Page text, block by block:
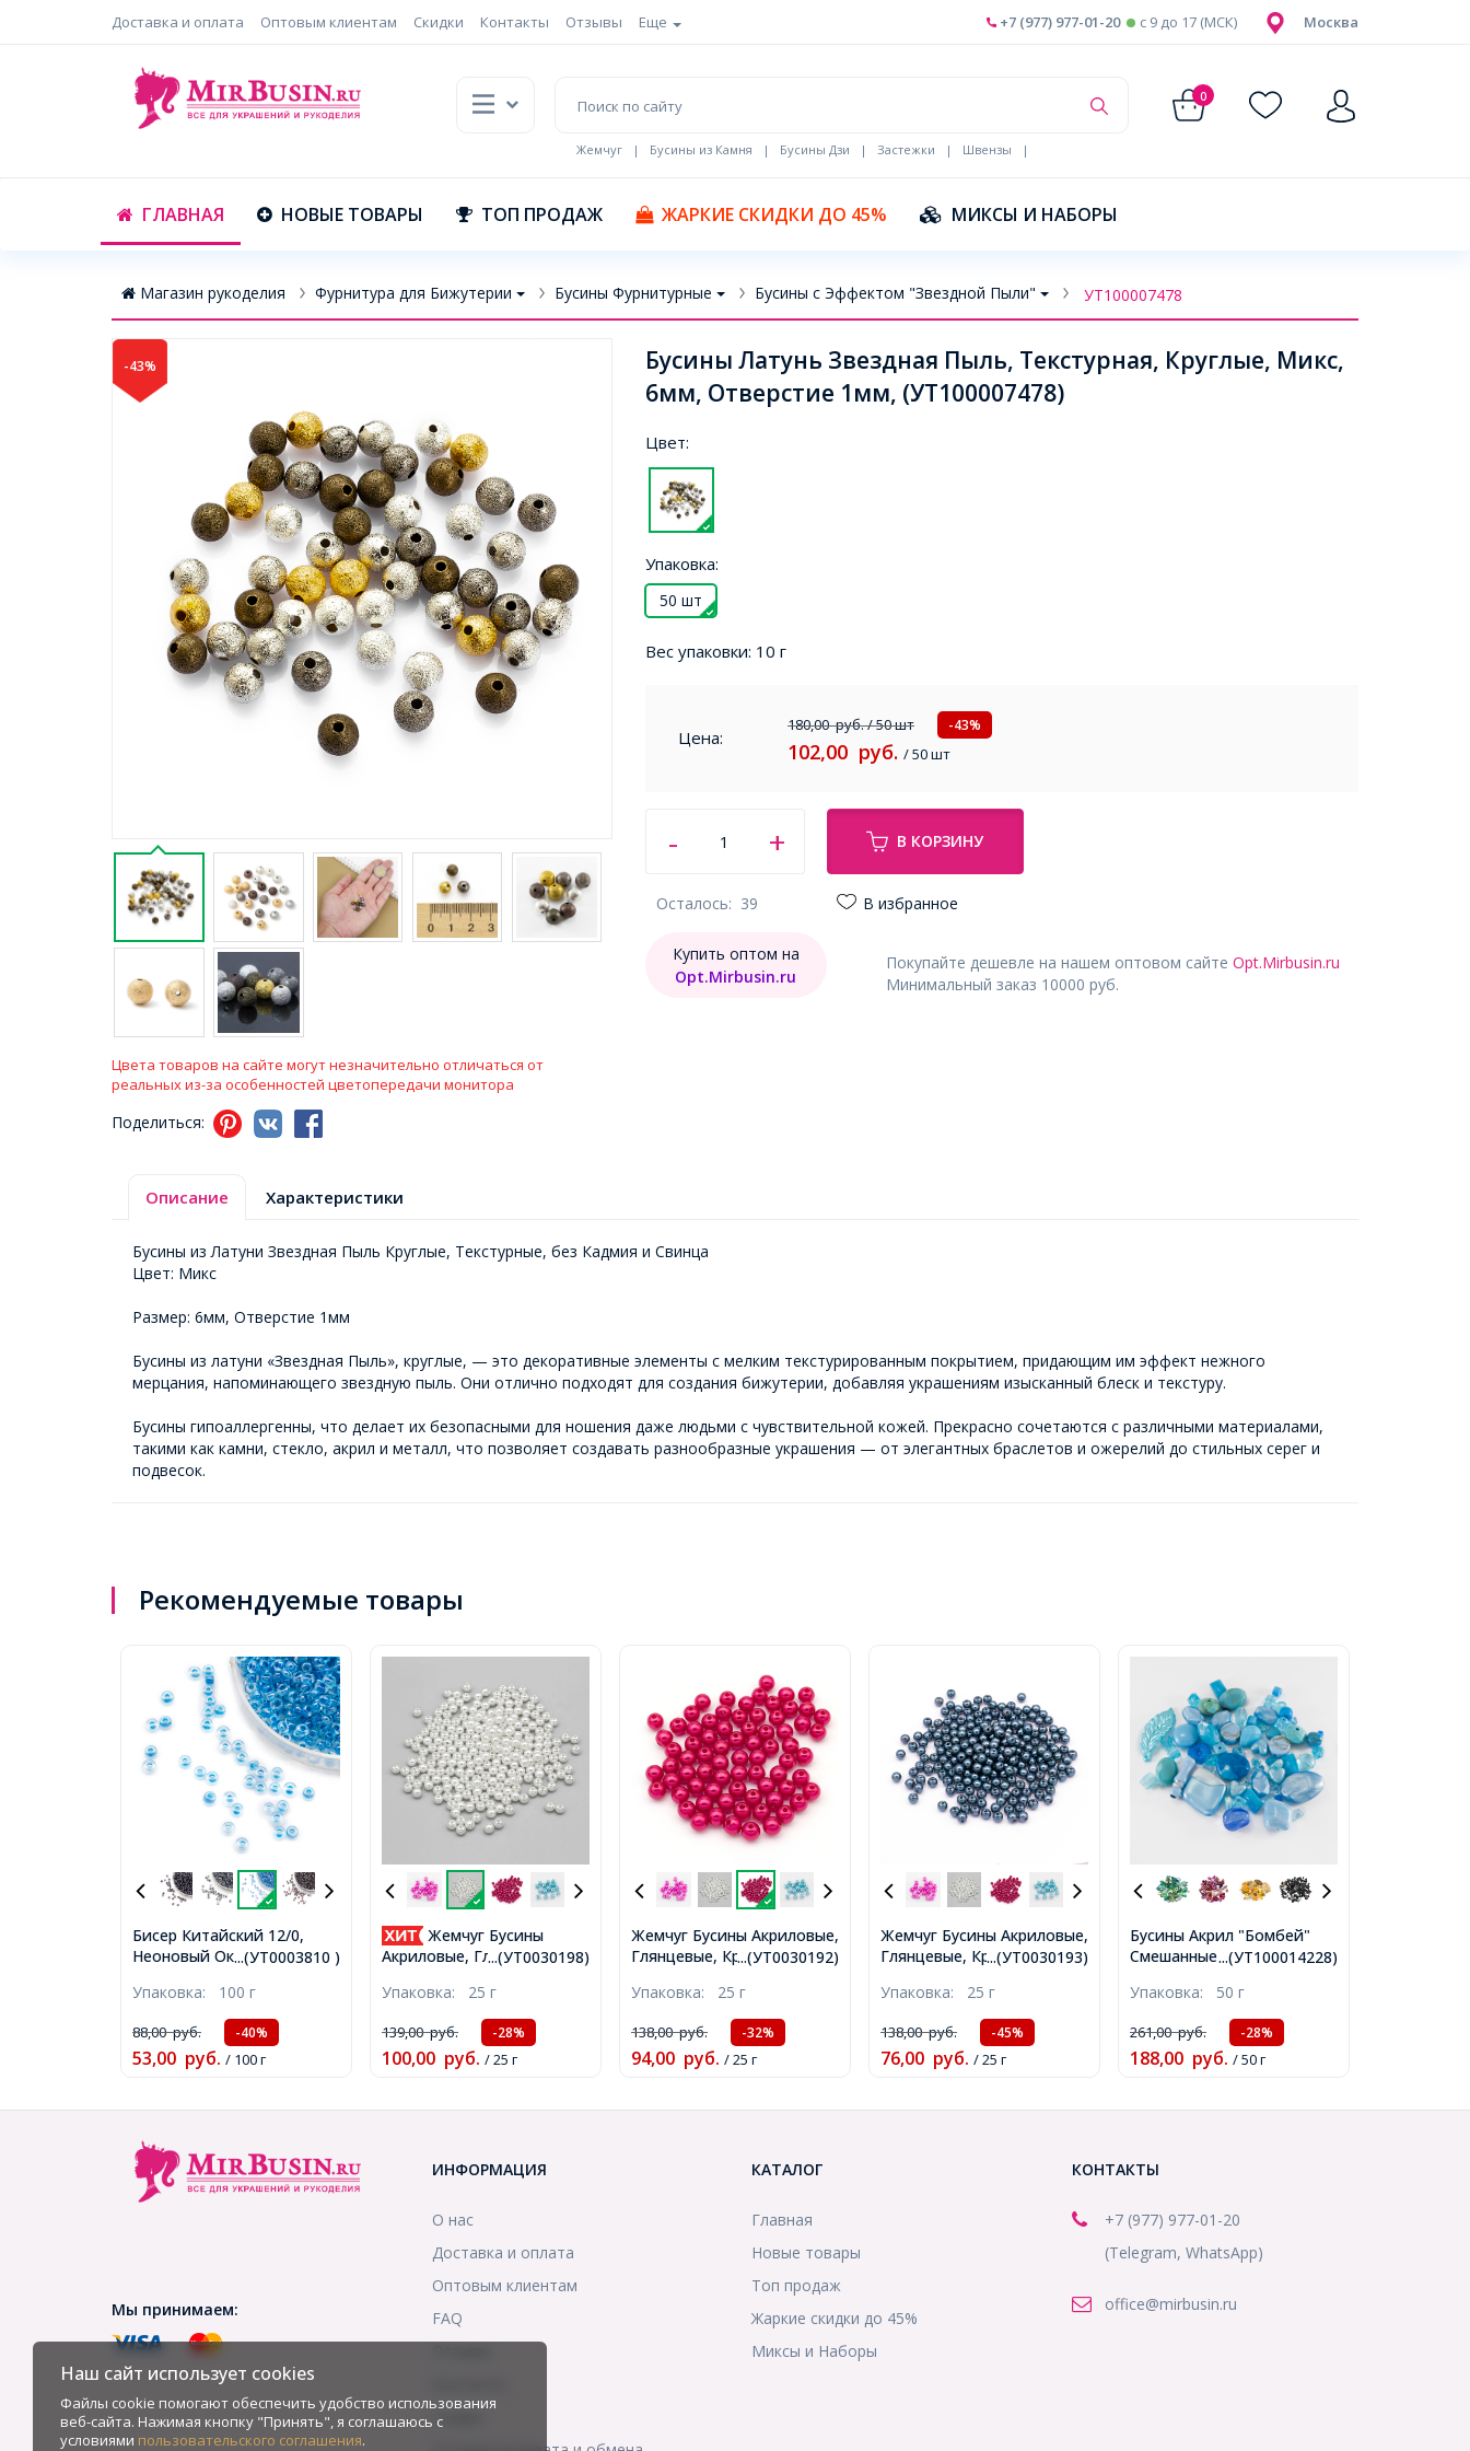
Доставка и оплата Оптовым клиентам Скидки Контакты Отзывы Еще Москва
+7 (977) 977-01-20 c 9 до 17 (МСК)
0
Жемчуг | Бусины из Камня | Бусины Дзи | Застежки | Швензы
|
ГЛАВНАЯ НОВЫЕ ТОВАРЫ ТОП ПРОДАЖ ЖАРКИЕ СКИДКИ ДО 45% МИКСЫ И НАБОРЫ
Магазин рукоделия Фурнитура для Бижутерии Бусины Фурнитурные Бусины с Эффектом "Звездной Пыли" УТ100007478
-43%
Цвета товаров на сайте могут незначительно отличаться от
реальных из-за особенностей цветопередачи монитора
Поделиться:
Бусины Латунь Звездная Пыль, Текстурная, Круглые, Микс,
6мм, Отверстие 1мм, (УТ100007478)
Цвет:
Упаковка:
50 шт
Вес упаковки: 10 г
Цена:
180,00руб./ 50 шт -43%
102,00 руб. / 50 шт
В КОРЗИНУ
Осталось: 39 В избранное
Покупайте дешевле на нашем оптовом сайте Opt.Mirbusin.ru
Минимальный заказ 10000 руб.
Купить оптом на
Opt.Mirbusin.ru
Описание Характеристики
Бусины из Латуни Звездная Пыль Круглые, Текстурные, без Кадмия и Свинца
Цвет: Микс
Размер: 6мм, Отверстие 1мм
Бусины из латуни «Звездная Пыль», круглые, — это декоративные элементы с мелким текстурированным покрытием, придающим им эффект нежного
мерцания, напоминающего звездную пыль. Они отлично подходят для создания бижутерии, добавляя украшениям изысканный блеск и текстуру.
Бусины гипоаллергенны, что делает их безопасными для ношения даже людьми с чувствительной кожей. Прекрасно сочетаются с различными материалами,
такими как камни, стекло, акрил и металл, что позволяет создавать разнообразные украшения — от элегантных браслетов и ожерелий до стильных серег и
подвесок.
Рекомендуемые товары
...(УТ0003810 )
Бисер Китайский 12/0,
Неоновый Окрашенный
2208, Круглый, (УТ0003810)
Упаковка: 100 г
88,00руб. -40%
53,00 руб. / 100 г
...(УТ0030198)
Жемчуг Бусины
Акриловые, Глянцевые,
тие 1.5мм, около
210шт/25г, (УТ0030198)
Упаковка: 25 г
139,00руб. -28%
100,00 руб. / 25 г
...(УТ0030192)
Жемчуг Бусины Акриловые,
Глянцевые, Круглые, Цвет:
Отв-тие 1.5мм, около
230шт/25г, (УТ0030192)
Упаковка: 25 г
138,00руб. -32%
94,00 руб. / 25 г
...(УТ0030193)
Жемчуг Бусины Акриловые,
Глянцевые, Круглые, Цвет:
Отв-тие 1.5мм, около
230шт/25г, (УТ0030193)
Упаковка: 25 г
138,00руб. -45%
76,00 руб. / 25 г
...(УТ100014228)
Бусины Акрил "Бомбей"
Смешанные Формы, Цвет:
20x3-11мм, Отверстие 1-
5мм, около92шт/50г,
(УТ100014228)
Упаковка: 50 г
261,00руб. -28%
188,00 руб. / 50 г
Мы принимаем:
ИНФОРМАЦИЯ
О нас
Доставка и оплата
Оптовым клиентам
FAQ
Скидки
КАТАЛОГ
Главная
Новые товары
Топ продаж
Жаркие скидки до 45%
Миксы и Наборы
КОНТАКТЫ
+7 (977) 977-01-20
(Telegram, WhatsApp)
office@mirbusin.ru
Наш сайт использует cookies
Файлы cookie помогают обеспечить удобство использования
веб-сайта. Нажимая кнопку "Принять", я соглашаюсь с
условиями пользовательского соглашения.